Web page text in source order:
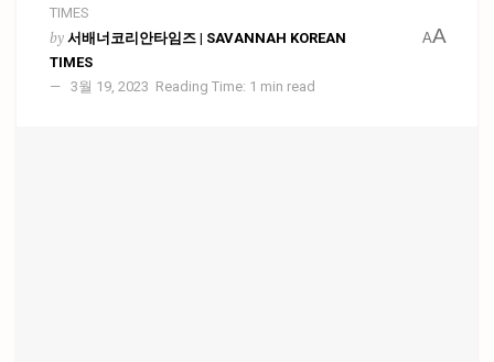
by 서배너코리안타임즈 | SAVANNAH KOREAN
TIMES
3월 19, 2023 Reading Time: 1 min read
AA